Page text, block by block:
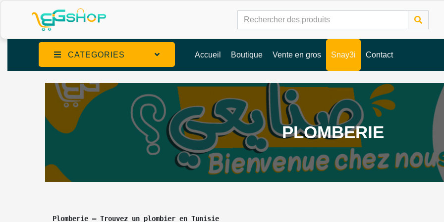
CATEGORIES Accueil Boutique Vente en gros Snay3i Contact
PLOMBERIE
Plomberie – Trouvez un plombier en Tunisie